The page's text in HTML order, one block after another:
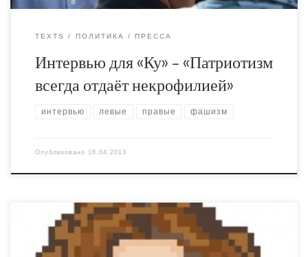
TEXTS ПОЛИТИКА ПРЕССА
Интервью для «Ку» – «Патриотизм
всегда отдаёт некрофилией»
интервью левые правые фашизм
Опубликовано 16.04.2013